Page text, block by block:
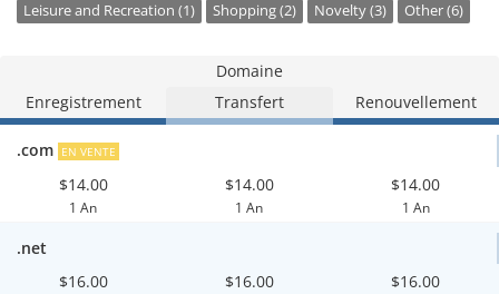
Leisure and Recreation (1)
Shopping (2) Novelty (3) Other (6)
Domaine
Enregistrement
Transfert Renouvellement
.com EN VENTE
$14.00
1 An
$14.00
1 An
$14.00
1 An
.net
$16.00
$16.00 $16.00